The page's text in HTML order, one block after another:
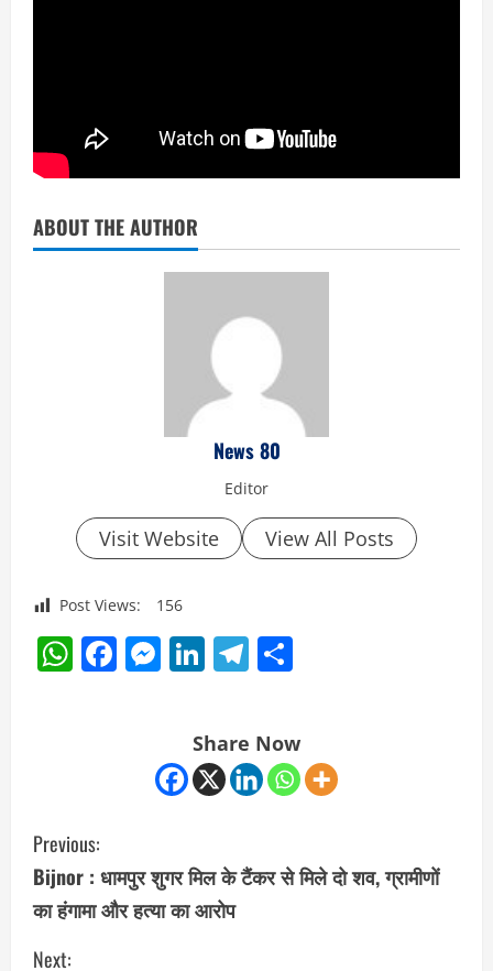
ABOUT THE AUTHOR
News 80
Editor
Visit Website View All Posts
Post Views: 156
WhatsApp
Facebook
Messenger
LinkedIn
Telegram
Share Now
C
o
n
Previous:
Bijnor : धामपुर शुगर मिल के टैंकर से मिले दो शव, ग्रामीणों
का हंगामा और हत्या का आरोप
Next: